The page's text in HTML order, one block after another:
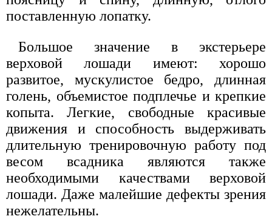
поставленную лопатку.
Большое значение в экстерьере
верховой лошади имеют: хорошо
развитое, мускулистое бедро, длинная
голень, объемистое подплечье и крепкие
копыта. Легкие, свободные красивые
движения и способность выдерживать
длительную тренировочную работу под
весом всадника являются также
необходимыми качествами верховой
лошади. Даже малейшие дефекты зрения
нежелательны.